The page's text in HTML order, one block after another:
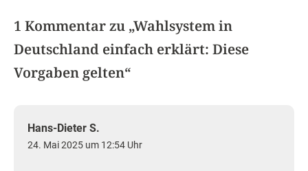
1 Kommentar zu „Wahlsystem in
Deutschland einfach erklärt: Diese
Vorgaben gelten“
Hans-Dieter S.
24. Mai 2025 um 12:54 Uhr